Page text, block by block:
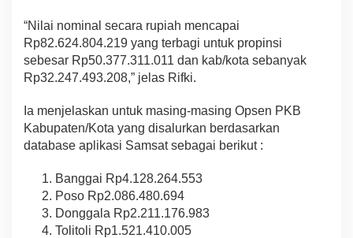
“Nilai nominal secara rupiah mencapai
Rp82.624.804.219 yang terbagi untuk propinsi
sebesar Rp50.377.311.011 dan kab/kota sebanyak
Rp32.247.493.208,” jelas Rifki.
Ia menjelaskan untuk masing-masing Opsen PKB
Kabupaten/Kota yang disalurkan berdasarkan
database aplikasi Samsat sebagai berikut :
Banggai Rp4.128.264.553
Poso Rp2.086.480.694
Donggala Rp2.211.176.983
Tolitoli Rp1.521.410.005